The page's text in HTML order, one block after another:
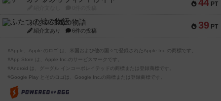
44 PT
39 PT
ふたつの城の物語
紹介文あり 6件の投稿
※Apple、Apple のロゴ は、米国および他の国々で登録されたApple Inc.の商標です。
※App Store は、Apple Inc.のサービスマークです。
※Android は、グーグル インコーポレイテッドの商標または登録商標です。
※Google Play とそのロゴは、Google Inc.の商標または登録商標です。